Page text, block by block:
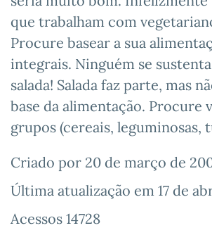
que trabalham com
Procure basear a sua
integrais. Ninguém se
salada! Salada faz parte, mas
base da alimentação. Procure
grupos (cereais, leguminosas,
Criado por 20 de março de
Última atualização em 17 de
Acessos 14728